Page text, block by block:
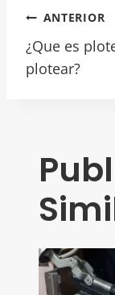
De
ANTERIOR
¿Que es
plotear?